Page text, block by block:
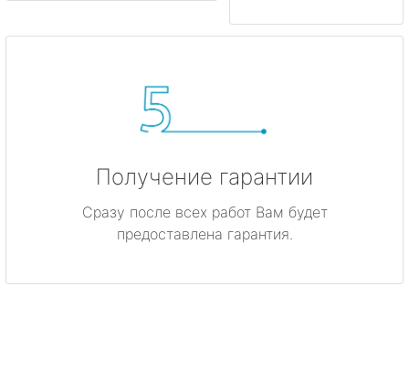
Получение гарантии
Сразу после всех работ Вам будет
предоставлена гарантия.